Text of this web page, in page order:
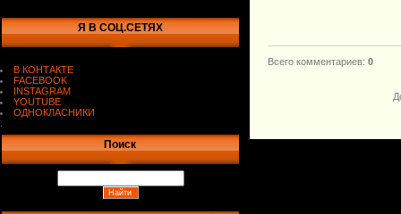
Я В СОЦ.СЕТЯХ
В КОНТАКТЕ
FACEBOOK
INSTAGRAM
YOUTUBE
ОДНОКЛАСНИКИ
Поиск
Всего комментариев: 0